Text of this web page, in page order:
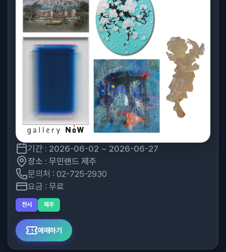
기간 : 2026-06-02 ~ 2026-06-27
장소 : 무민랜드 제주
문의처 : 02-725-2930
요금 : 무료
전시 제주
예매하기